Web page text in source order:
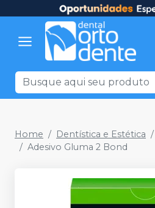
Home Dentística e Estética
Adesivo Gluma 2 Bond